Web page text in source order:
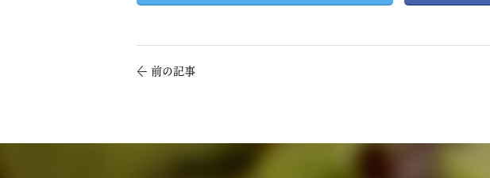
← 前の記事